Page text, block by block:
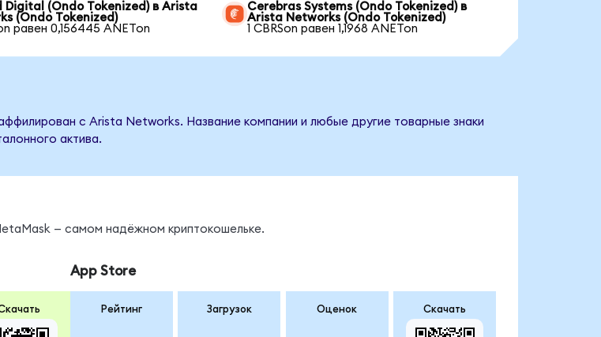
Digital (Ondo Tokenized) в Arista
(Ondo Tokenized)
равен 0,156445 ANETon
Cerebras Systems (Ondo Tokenized) в
Arista Networks (Ondo Tokenized)
1 CBRSon равен 1,1968 ANETon
с Arista Networks. Название компании и любые другие товарные знаки
актива.
— самом надёжном криптокошельке.
App Store
Рейтинг Загрузок Оценок Скачать